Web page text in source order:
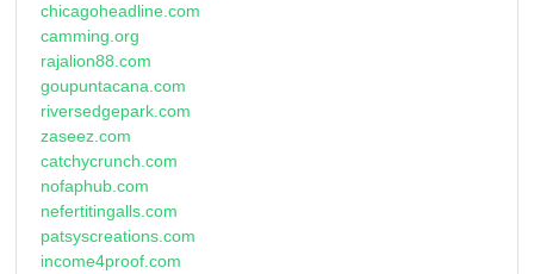
chicagoheadline.com
camming.org
rajalion88.com
goupuntacana.com
riversedgepark.com
zaseez.com
catchycrunch.com
nofaphub.com
nefertitingalls.com
patsyscreations.com
income4proof.com